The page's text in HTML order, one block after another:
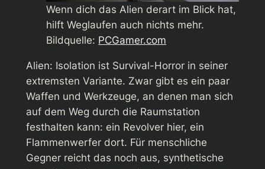
Wenn dich das Alien derart im Blick hat,
hilft Weglaufen auch nichts mehr.
Bildquelle: PCGamer.com
Alien: Isolation ist Survival-Horror in seiner
extremsten Variante. Zwar gibt es ein paar
Waffen und Werkzeuge, an denen man sich
auf dem Weg durch die Raumstation
festhalten kann: ein Revolver hier, ein
Flammenwerfer dort. Für menschliche
Gegner reicht das noch aus, synthetische